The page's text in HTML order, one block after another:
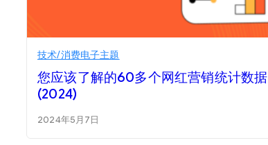
技术/消费电子主题
您应该了解的60多个网红营销统计数据
(2024)
2024年5月7日